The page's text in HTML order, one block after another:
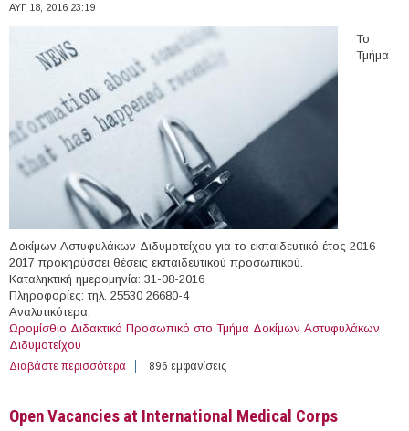
ΑΥΓ 18, 2016 23:19
Το
Τμήμα
Δοκίμων Αστυφυλάκων Διδυμοτείχου για το εκπαιδευτικό έτος 2016-
2017 προκηρύσσει θέσεις εκπαιδευτικού προσωπικού.
Καταληκτική ημερομηνία: 31-08-2016
Πληροφορίες: τηλ. 25530 26680-4
Αναλυτικότερα:
Ωρομίσθιο Διδακτικό Προσωπικό στο Τμήμα Δοκίμων Αστυφυλάκων
Διδυμοτείχου
Διαβάστε περισσότερα για Ωρομίσθιο Διδακτικό Προσωπικό στο Τμήμα
Δοκίμων Αστυφυλάκων Διδυμοτείχου
896 εμφανίσεις
Open Vacancies at International Medical Corps